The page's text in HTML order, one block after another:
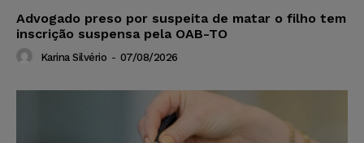
Advogado preso por suspeita de matar o filho tem
inscrição suspensa pela OAB-TO
Karina Silvério - 07/08/2026